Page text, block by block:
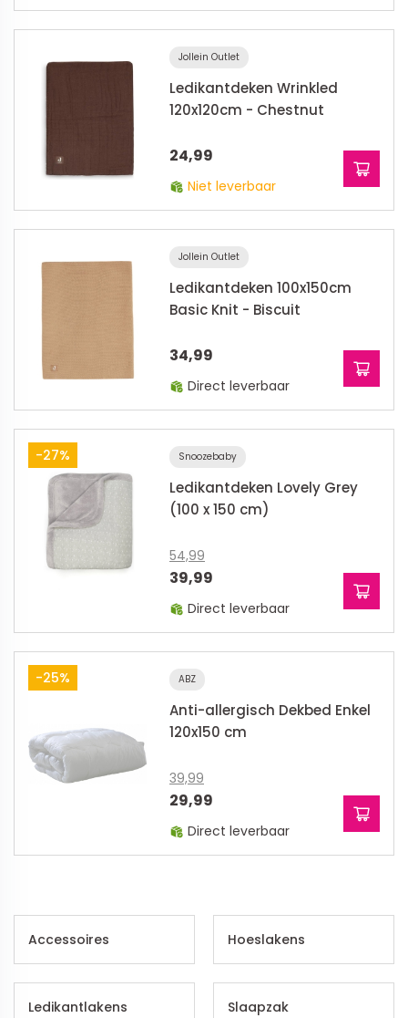
Jollein Outlet
Ledikantdeken Wrinkled
120x120cm - Chestnut
24,99
Niet leverbaar
Jollein Outlet
Ledikantdeken 100x150cm
Basic Knit - Biscuit
34,99
Direct leverbaar
-27% Snoozebaby
Ledikantdeken Lovely Grey
(100 x 150 cm)
54,99
39,99
Direct leverbaar
-25% ABZ
Anti-allergisch Dekbed Enkel
120x150 cm
39,99
29,99
Direct leverbaar
Accessoires Hoeslakens
Ledikantlakens Slaapzak